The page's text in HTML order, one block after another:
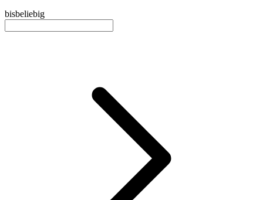
bisbeliebig